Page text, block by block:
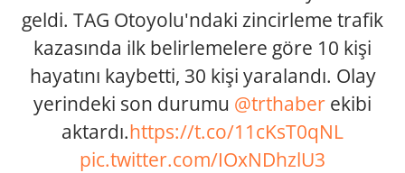
geldi. TAG Otoyolu'ndaki zincirleme trafik
kazasında ilk belirlemelere göre 10 kişi
hayatını kaybetti, 30 kişi yaralandı. Olay
yerindeki son durumu @trthaber ekibi
aktardı.https://t.co/11cKsT0qNL
pic.twitter.com/IOxNDhzlU3